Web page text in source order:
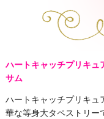
ハートキャッチプリキ
サム
ハートキャッチプリキュ
華な等身大タペストリー